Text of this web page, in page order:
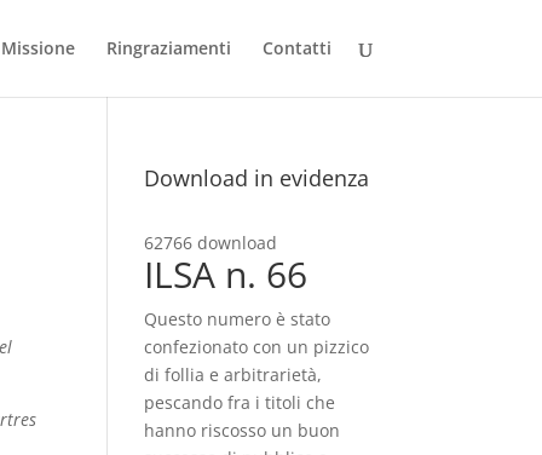
Missione Ringraziamenti Contatti
Download in evidenza
62766 download
ILSA n. 66
Questo numero è stato
confezionato con un pizzico
di follia e arbitrarietà,
pescando fra i titoli che
hanno riscosso un buon